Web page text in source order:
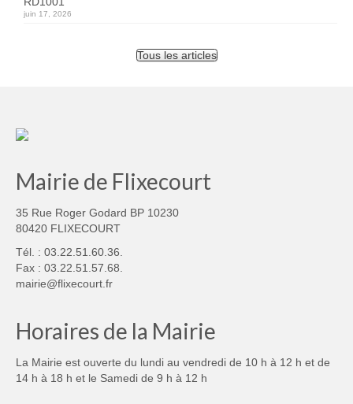
juin 17, 2026
Tous les articles
Mairie de Flixecourt
35 Rue Roger Godard BP 10230
80420 FLIXECOURT
Tél. : 03.22.51.60.36.
Fax : 03.22.51.57.68.
mairie@flixecourt.fr
Horaires de la Mairie
La Mairie est ouverte du lundi au vendredi de 10 h à 12 h et de
14 h à 18 h et le Samedi de 9 h à 12 h